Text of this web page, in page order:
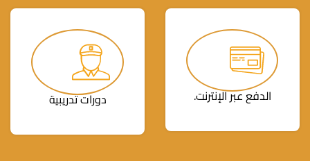
الدفع عبر الإنترنت. دورات تدريبية